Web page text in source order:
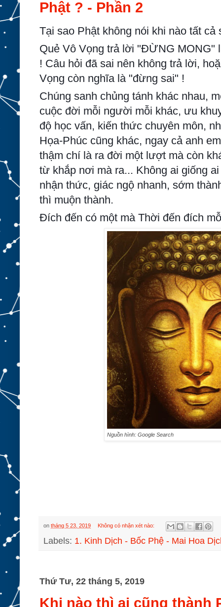
Phật ? - Phần 2
Tại sao Phật không nói khi nào tất cả
Quẻ Vô Vọng trả lời "ĐỪNG MONG"
! Câu hỏi đã sai nên không trả lời,
Vọng còn nghĩa là "đừng sai" !
Chúng sanh chủng tánh khác nhau,
cuộc đời mỗi người mỗi khác, ưu
độ học vấn, kiến thức chuyên môn,
Họa-Phúc cũng khác, ngay cả anh
thậm chí là ra đời một lượt mà còn
từ khắp nơi mà ra... Không ai giống
nhận thức, giác ngộ nhanh, sớm
thì muộn thành.
Đích đến có một mà Thời đến đích
Nguồn hình: Google Search
on tháng 5 23, 2019 Không có nhận xét nào:
Labels: 1. Kinh Dịch - Bốc Phệ - Mai Hoa
Thứ Tư, 22 tháng 5, 2019
Khi nào thì ai cũng thành